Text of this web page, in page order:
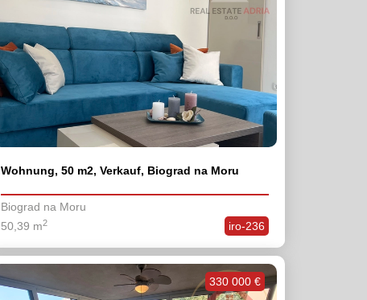
Wohnung, 50 m2, Verkauf, Biograd na Moru
Biograd na Moru
iro-236
50,39 m2
330 000 €